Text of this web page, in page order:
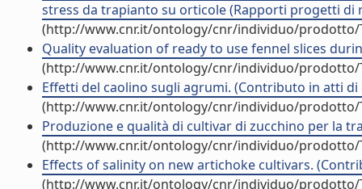
stress da trapianto su orticole (Rapporti progetti di
(http://www.cnr.it/ontology/cnr/individuo/prodotto/
Quality evaluation of ready to use fennel slices
(http://www.cnr.it/ontology/cnr/individuo/prodotto/
Effetti del caolino sugli agrumi. (Contributo in atti di
(http://www.cnr.it/ontology/cnr/individuo/prodotto/
Produzione e qualità di cultivar di zucchino per la
(http://www.cnr.it/ontology/cnr/individuo/prodotto/
Effects of salinity on new artichoke cultivars.
(http://www.cnr.it/ontology/cnr/individuo/prodotto/